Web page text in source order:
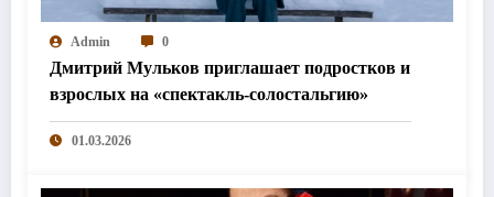
Admin 0
Дмитрий Мульков приглашает подростков и
взрослых на «спектакль-солостальгию»
01.03.2026